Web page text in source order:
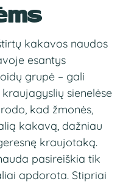
kakavos naudos
esantys
grupė – gali
kraujagyslių sienelėse
kad žmonės,
kakavą, dažniau
kraujotaką.
pasireiškia tik
apdorota. Stipriai